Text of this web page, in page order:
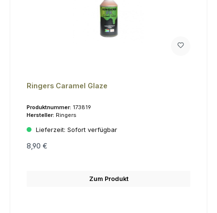
Ringers Caramel Glaze
Produktnummer: 173819
Hersteller: Ringers
Lieferzeit: Sofort verfügbar
8,90 €
Zum Produkt